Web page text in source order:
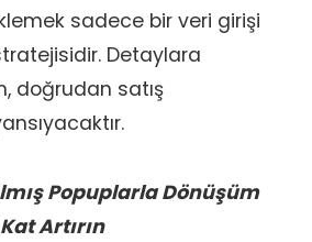
sadece bir veri girişi
Detaylara
doğrudan satış
Popuplarla Dönüşüm
Artırın